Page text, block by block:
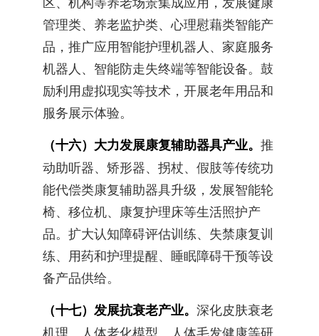
管理类、养老监护类、心理慰藉类智能产
品，推广应用智能护理机器人、家庭服务
机器人、智能防走失终端等智能设备。鼓
励利用虚拟现实等技术，开展老年用品和
服务展示体验。
（十六）大力发展康复辅助器具产业。 推
动助听器、矫形器、拐杖、假肢等传统功
能代偿类康复辅助器具升级，发展智能轮
椅、移位机、康复护理床等生活照护产
品。扩大认知障碍评估训练、失禁康复训
练、用药和护理提醒、睡眠障碍干预等设
备产品供给。
（十七）发展抗衰老产业。 深化皮肤衰老
机理、人体老化模型、人体毛发健康等研